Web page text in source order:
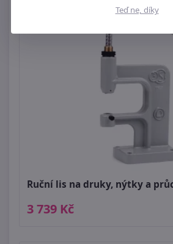
Ruční lis na druky, nýtky a
3 739 Kč
Teď ne, díky